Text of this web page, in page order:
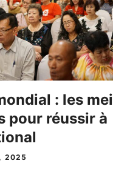
: les
pour réussir à
2025